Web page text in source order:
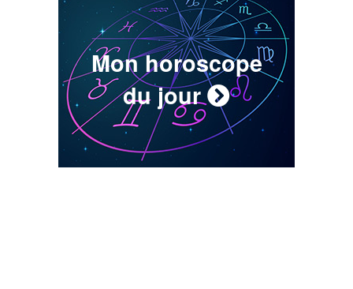
Mon horoscope
du jour